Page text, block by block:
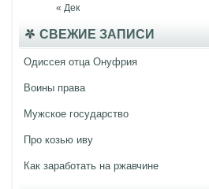
« Дек
СВЕЖИЕ ЗАПИСИ
Одиссея отца Онуфрия
Воины права
Мужское государство
Про козью иву
Как заработать на ржавчине